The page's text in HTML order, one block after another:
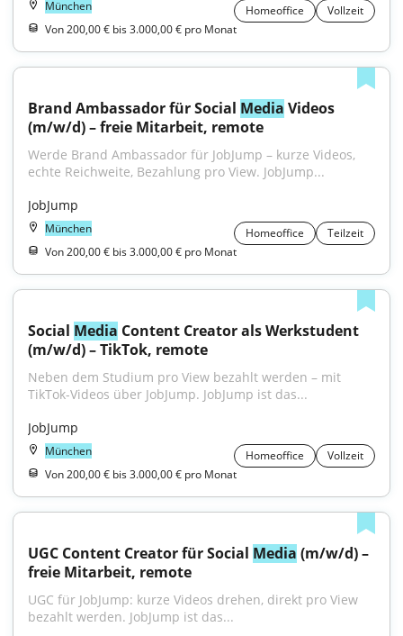
München Homeoffice
Vollzeit
Von 200,00 € bis 3.000,00 € pro Monat
Brand Ambassador für Social Media Videos
(m/w/d) – freie Mitarbeit, remote
Werde Brand Ambassador für JobJump – kurze Videos,
echte Reichweite, Bezahlung pro View. JobJump...
JobJump
München Homeoffice
Teilzeit
Von 200,00 € bis 3.000,00 € pro Monat
Social Media Content Creator als Werkstudent
(m/w/d) – TikTok, remote
Neben dem Studium pro View bezahlt werden – mit
TikTok-Videos über JobJump. JobJump ist das...
JobJump
München Homeoffice
Vollzeit
Von 200,00 € bis 3.000,00 € pro Monat
UGC Content Creator für Social Media (m/w/d) –
freie Mitarbeit, remote
UGC für JobJump: kurze Videos drehen, direkt pro View
bezahlt werden. JobJump ist das...